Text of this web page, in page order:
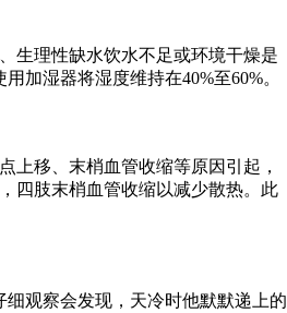
生理性缺水饮水不足或环境干燥是
加湿器将湿度维持在40%至60%。
上移、末梢血管收缩等原因引起，
四肢末梢血管收缩以减少散热。此
观察会发现，天冷时他默默递上的